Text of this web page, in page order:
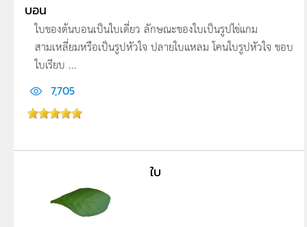
บอน
ใบของต้นบอนเป็นใบเดี่ยว ลักษณะของใบเป็นรูปไข่แกม
สามเหลี่ยมหรือเป็นรูปหัวใจ ปลายใบแหลม โคนใบรูปหัวใจ ขอบ
ใบเรียบ ...
7,705
ใบ